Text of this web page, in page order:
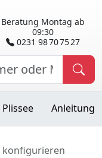
Beratung Montag ab
09:30
0231 98 70 75 27
Plissee Anleitung
konfigurieren